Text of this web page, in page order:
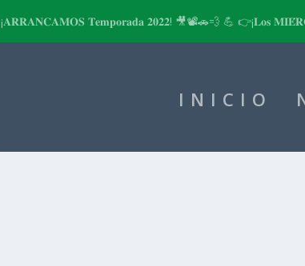
¡𝐀𝐑𝐑𝐀𝐍𝐂𝐀𝐌𝐎𝐒 𝐓𝐞𝐦𝐩𝐨𝐫𝐚𝐝𝐚 𝟐𝟎𝟐𝟐! 🎥📽🚗💨 💪 👉¡𝐋𝐨𝐬
INICIO